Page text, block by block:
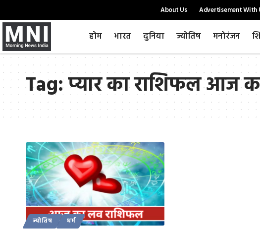
About Us Advertisement With
होम भारत दुनिया ज्योतिष मनोरंजन
Tag:प्यार का राशिफल आज
ज्योतिष धर्म